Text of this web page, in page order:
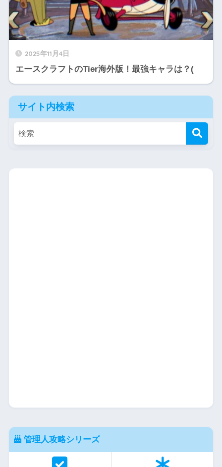
2025年11月4日
エースクラフトのTier海外版！最強キャラは？(
サイト内検索
管理人攻略シリーズ